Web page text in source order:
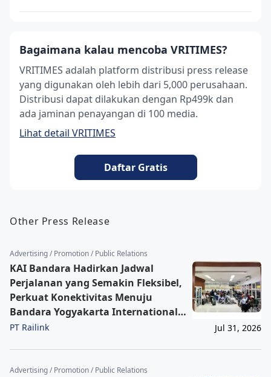
Bagaimana kalau mencoba VRITIMES?
VRITIMES adalah platform distribusi press release
yang digunakan oleh lebih dari 5,000 perusahaan.
Distribusi dapat dilakukan dengan Rp499k dan
ada jaminan penayangan di 100 media.
Lihat detail VRITIMES
Daftar Gratis
Other Press Release
Advertising / Promotion / Public Relations
KAI Bandara Hadirkan Jadwal
Perjalanan yang Semakin Fleksibel,
Perkuat Konektivitas Menuju
Bandara Yogyakarta International
Airport
PT Railink Jul 31, 2026
Advertising / Promotion / Public Relations